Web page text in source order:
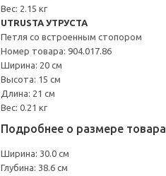
Вес: 2.15 кг
UTRUSTA УТРУСТА
Петля со встроенным стопором
Номер товара: 904.017.86
Ширина: 20 см
Высота: 15 см
Длина: 21 см
Вес: 0.21 кг
Подробнее о размере товара
Ширина: 30.0 см
Глубина: 38.6 см